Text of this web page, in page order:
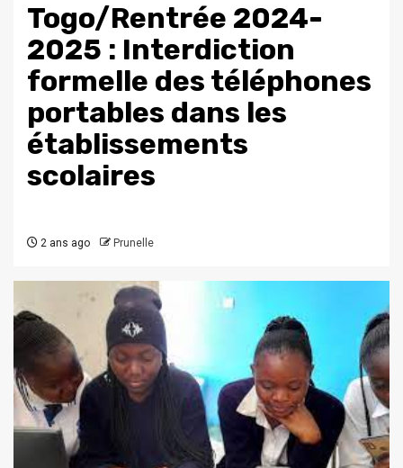
Togo/Rentrée 2024-
2025 : Interdiction
formelle des téléphones
portables dans les
établissements
scolaires
2 ans ago Prunelle